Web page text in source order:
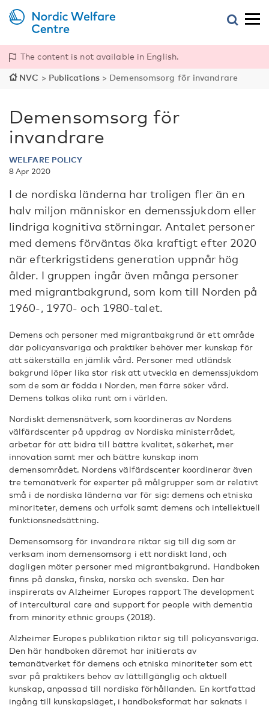
The content is not available in English.
NVC > Publications> Demensomsorg för invandrare
Demensomsorg för
invandrare
WELFARE POLICY
8 Apr 2020
I de nordiska länderna har troligen fler än en
halv miljon människor en demenssjukdom eller
lindriga kognitiva störningar. Antalet personer
med demens förväntas öka kraftigt efter 2020
när efterkrigstidens generation uppnår hög
ålder. I gruppen ingår även många personer
med migrantbakgrund, som kom till Norden på
1960-, 1970- och 1980-talet.
Demens och personer med migrantbakgrund är ett område
där policyansvariga och praktiker behöver mer kunskap för
att säkerställa en jämlik vård. Personer med utländsk
bakgrund löper lika stor risk att utveckla en demenssjukdom
som de som är födda i Norden, men färre söker vård.
Demens tolkas olika runt om i världen.
Nordiskt demensnätverk, som koordineras av Nordens
välfärdscenter på uppdrag av Nordiska ministerrådet,
arbetar för att bidra till bättre kvalitet, säkerhet, mer
innovation samt mer och bättre kunskap inom
demensområdet. Nordens välfärdscenter koordinerar även
tre temanätverk för experter på målgrupper som är relativt
små i de nordiska länderna var för sig: demens och etniska
minoriteter, demens och urfolk samt demens och intellektuell
funktionsnedsättning.
Demensomsorg för invandrare riktar sig till dig som är
verksam inom demensomsorg i ett nordiskt land, och
dagligen möter personer med migrantbakgrund. Handboken
finns på danska, finska, norska och svenska. Den har
inspirerats av Alzheimer Europes rapport The development
of intercultural care and support for people with dementia
from minority ethnic groups (2018).
Alzheimer Europes publikation riktar sig till policyansvariga.
Den här handboken däremot har initierats av
temanätverket för demens och etniska minoriteter som ett
svar på praktikers behov av lättillgänglig och aktuell
kunskap, anpassad till nordiska förhållanden. En kortfattad
ingång till kunskapsläget, i handboksformat har saknats i